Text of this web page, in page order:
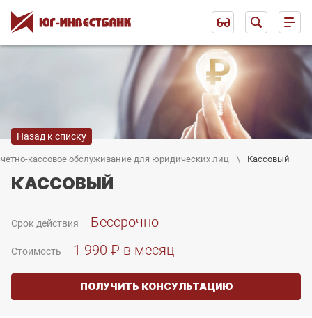
кассовое обслуживание для юридических лиц Кассовый
Назад к списку
КАССОВЫЙ
Срок действия Бессрочно
Стоимость 1 990 ₽ в месяц
ПОЛУЧИТЬ КОНСУЛЬТАЦИЮ